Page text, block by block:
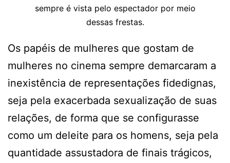
sempre é vista pelo espectador por meio
dessas frestas.
Os papéis de mulheres que gostam de
mulheres no cinema sempre demarcaram a
inexistência de representações fidedignas,
seja pela exacerbada sexualização de suas
relações, de forma que se configurasse
como um deleite para os homens, seja pela
quantidade assustadora de finais trágicos,